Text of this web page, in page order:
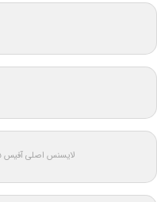
لایسنس اصلی آفیس ۳۶۵ (مایکروسافت ۳۶۵) اورجینال